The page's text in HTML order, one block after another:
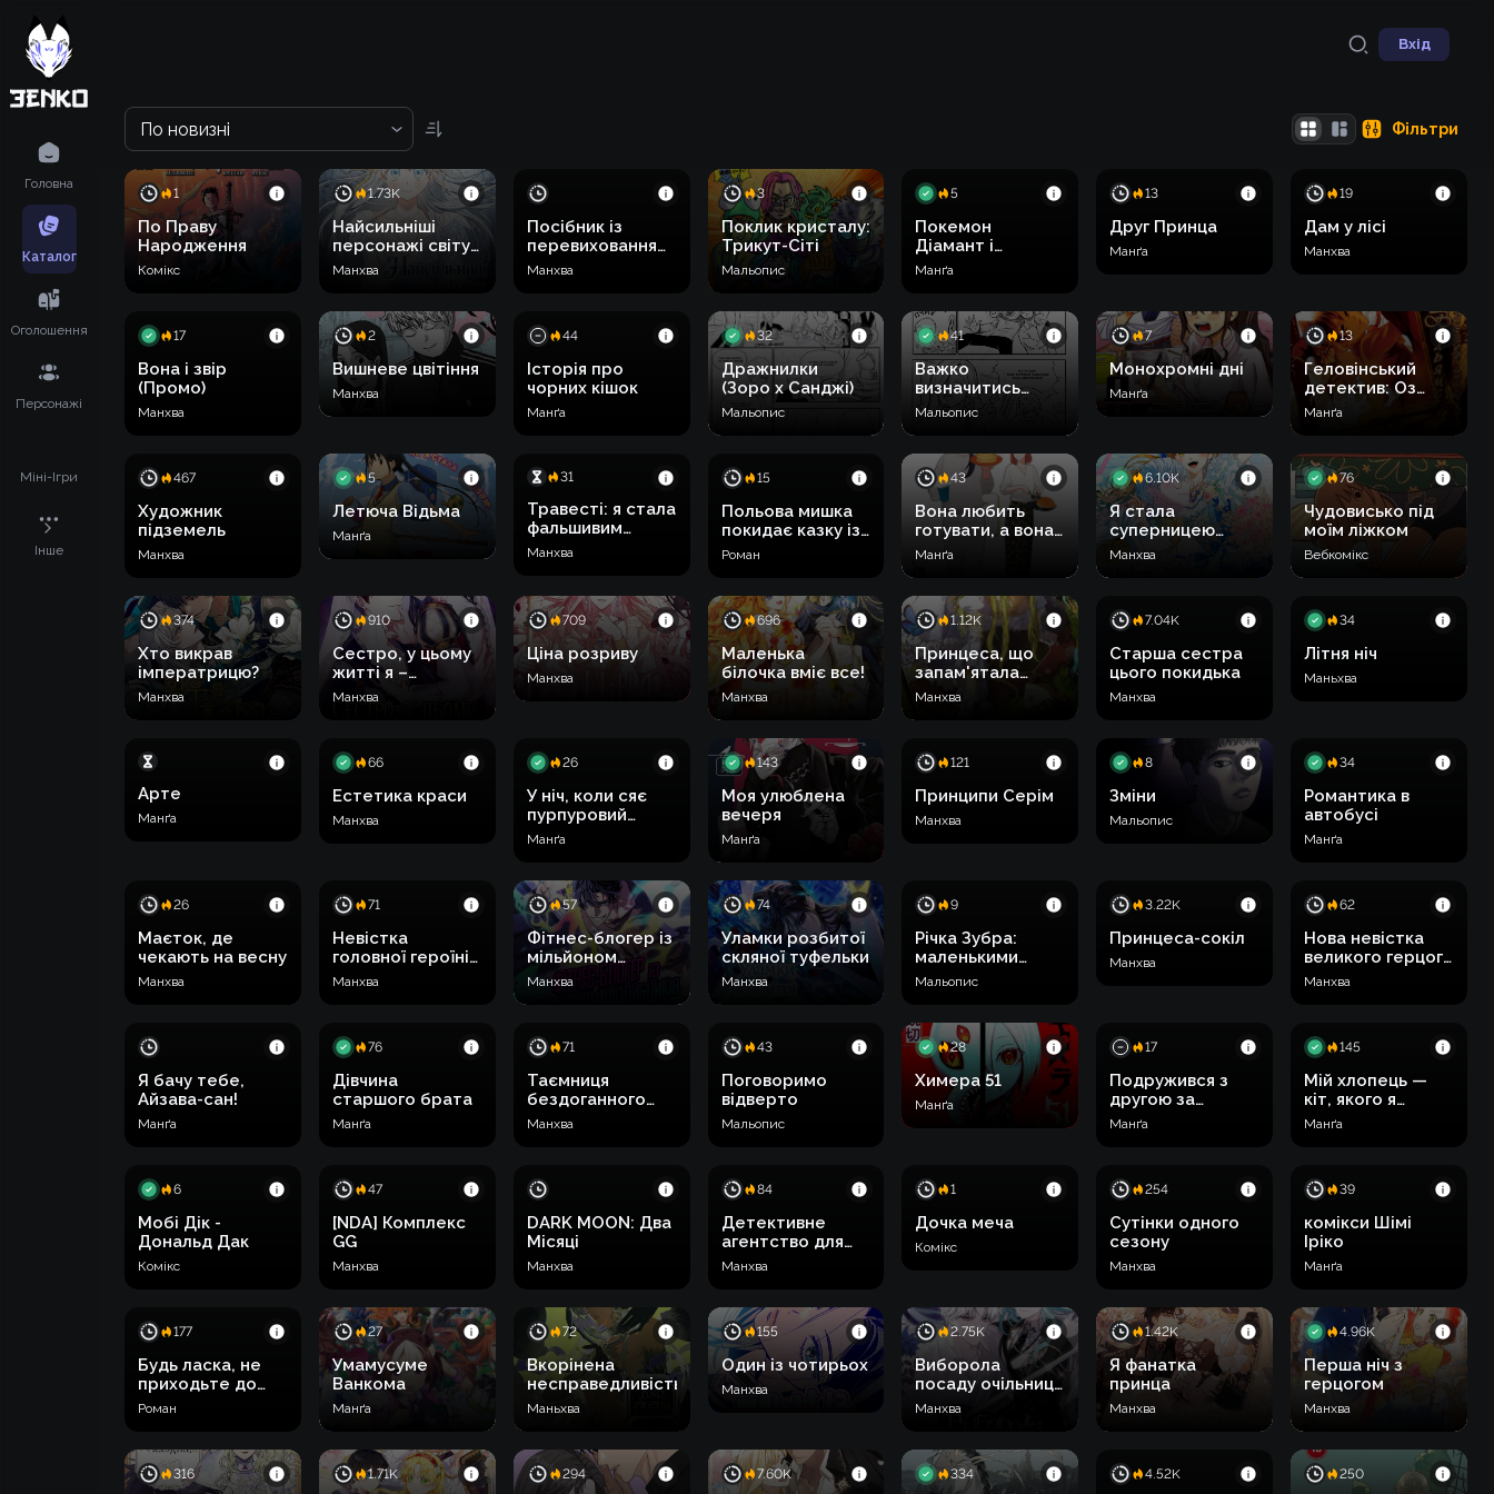
Вхід
Головна
Каталог
Оголошення
Персонажі
Міні-Ігри
Інше
По новизні Фільтри
1
По Праву
Народження
Комікс
1.73K
Найсильніші
персонажі світу
одержимі мною
Манхва
Посібник із
перевиховання
шляхетної
Манхва
3
Поклик кристалу:
Трикут-Сіті
Мальопис
5
Покемон
Діамант і
Перлина: Театр
Манґа
13
Друг Принца
Манґа
19
Дам у лісі
Манхва
17
Вона і звір
(Промо)
Манхва
2
Вишневе цвітіння
Манхва
44
Історія про
чорних кішок
Манґа
32
Дражнилки
(Зоро х Санджі)
Мальопис
41
Важко
визначитись
(Зоро х Санджі)
Мальопис
7
Монохромні дні
Манґа
13
Геловінський
детектив: Оз
Вільямс
Манґа
467
Художник
підземель
Манхва
5
Летюча Відьма
Манґа
31
Травесті: я стала
фальшивим
принцом
Манхва
15
Польова мишка
покидає казку із
Попелюшкою
Роман
43
Вона любить
готувати, а вона
- їсти
Манґа
6.10K
Я стала
суперницею
головних героїв
Манхва
76
Чудовисько під
моїм ліжком
Вебкомікс
374
Хто викрав
імператрицю?
Манхва
910
Сестро, у цьому
житті я –
королева
Манхва
709
Ціна розриву
Манхва
696
Маленька
білочка вміє все!
Манхва
1.12K
Принцеса, що
запам'ятала
зрадника
Манхва
7.04K
Старша сестра
цього покидька
Манхва
34
Літня ніч
Маньхва
Арте
Манґа
66
Естетика краси
Манхва
26
У ніч, коли сяє
пурпуровий
місяць
Манґа
143
Моя улюблена
вечеря
Манґа
121
Принципи Серім
Манхва
8
Зміни
Мальопис
34
Романтика в
автобусі
Манґа
26
Маєток, де
чекають на весну
Манхва
71
Невістка
головної героїні
з історії
Манхва
57
Фітнес-блогер із
мільйоном
підписників у
Манхва
74
Уламки розбитої
скляної туфельки
Манхва
9
Річка Зубра:
маленькими
кроками до
Мальопис
3.22K
Принцеса-сокіл
Манхва
62
Нова невістка
великого герцога
трохи норовлива
Манхва
Я бачу тебе,
Айзава-сан!
Манґа
76
Дівчина
старшого брата
Манґа
71
Таємниця
бездоганного
сонбе
Манхва
43
Поговоримо
відверто
Мальопис
28
Химера 51
Манґа
17
Подружився з
другою за
популярністю
Манґа
145
Мій хлопець —
кіт, якого я
прихистив
Манґа
6
Мобі Дік -
Дональд Дак
Комікс
47
[NDA] Комплекс
GG
Манхва
DARK MOON: Два
Місяці
Манхва
84
Детективне
агентство для
головних героїв,
відкрите!
Манхва
1
Дочка меча
Комікс
254
Сутінки одного
сезону
Манхва
39
комікси Шімі
Іріко
Манґа
177
Будь ласка, не
приходьте до
канцелярської
Роман
27
Умамусуме
Ванкома
Манґа
72
Вкорінена
несправедливість
Маньхва
155
Один із чотирьох
Манхва
2.75K
Виборола
посаду очільниці
пропащої
Манхва
1.42K
Я фанатка
принца
Манхва
4.96K
Перша ніч з
герцогом
Манхва
316 1.71K 294 7.60K 334 4.52K 250